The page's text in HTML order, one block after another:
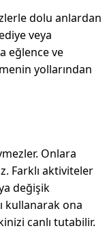
dolu anlardan
veya
eğlence ve
yollarından
Onlara
Farklı aktiviteler
değişik
kullanarak ona
canlı tutabilir.